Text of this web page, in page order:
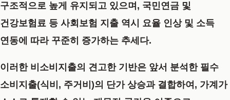
구조적으로 높게 유지되고 있으며, 국민연금 및
건강보험료 등 사회보험 지출 역시 요율 인상 및 소득
연동에 따라 꾸준히 증가하는 추세다.
이러한 비소비지출의 견고한 기반은 앞서 분석한 필수
소비지출(식비, 주거비)의 단가 상승과 결합하여, 가계가